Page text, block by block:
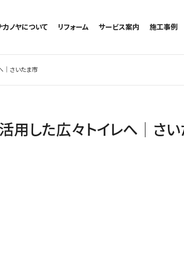
カノヤについて リフォーム
お風呂のリフォーム
洗面台のリフォーム
水回りのリフォーム
サービス案内
相談室・よくある質問
施工事例
トイレ
キッチ
｜さいたま市
用した広々トイレへ｜さ